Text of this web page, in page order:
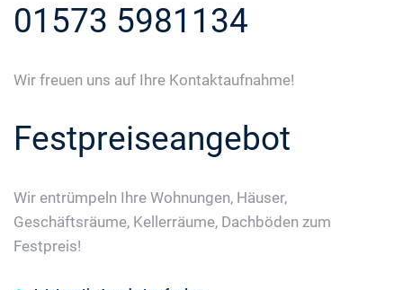
01573 5981134
Wir freuen uns auf Ihre Kontaktaufnahme!
Festpreiseangebot
Wir entrümpeln Ihre Wohnungen, Häuser,
Geschäftsräume, Kellerräume, Dachböden zum
Festpreis!